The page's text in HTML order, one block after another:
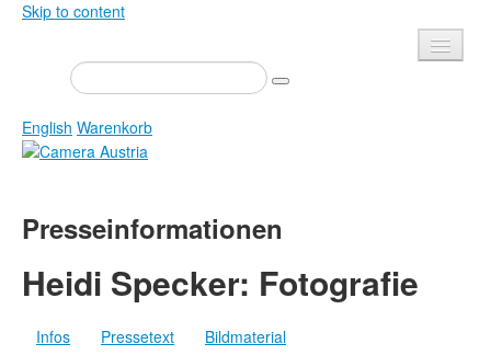
Skip to content
Presse
Veranstaltungen
Newsletter
Über uns
Ausschreibungen
Datenschutz
English Warenkorb
Zeitschrift
Ausstellungen
Edition
Presseinformationen
Heidi Specker: Fotografie
Infos Pressetext Bildmaterial